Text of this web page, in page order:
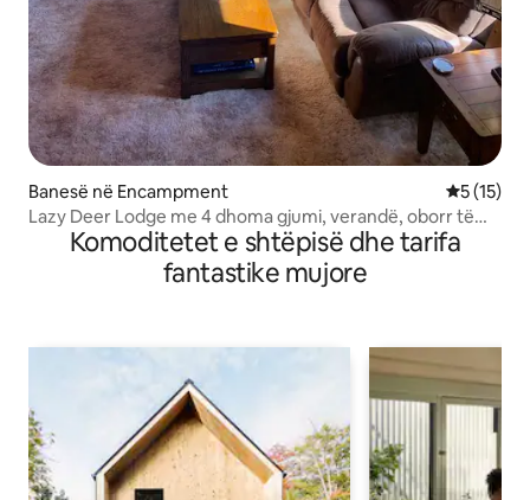
Banesë në Encampment Vlerësimi
5 (15)
Lazy Deer Lodge me 4 dhoma gjumi, verandë, oborr të
madh, tavolinë bilardoje
Komoditetet e shtëpisë dhe tarifa
fantastike mujore